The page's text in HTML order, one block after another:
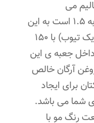
می
باشد.نسبت ترکیب رنگ موی اسکالیم 1 به 1.5 است به این
معنی که 100 میلی لیتر رنگ مو (معادل یک تیوب) با 150
جعبه ی این
آرگان خالص
برای ایجاد
شما می باشد.
رنگ مو با